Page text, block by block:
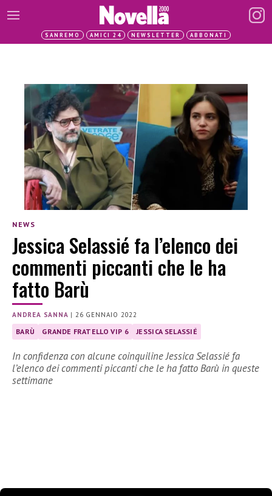
SANREMO AMICI 24 NEWSLETTER ABBONATI
NEWS
Jessica Selassié fa l’elenco dei
commenti piccanti che le ha
fatto Barù
ANDREA SANNA |26 GENNAIO 2022
BARÙ GRANDE FRATELLO VIP 6 JESSICA SELASSIÉ
In confidenza con alcune coinquiline Jessica Selassié fa
l’elenco dei commenti piccanti che le ha fatto Barù in queste
settimane